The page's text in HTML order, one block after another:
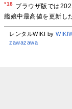
*18 ブラウザ版では
艦娘中最高値を更新し
レンタルWIKI by
zawazawa